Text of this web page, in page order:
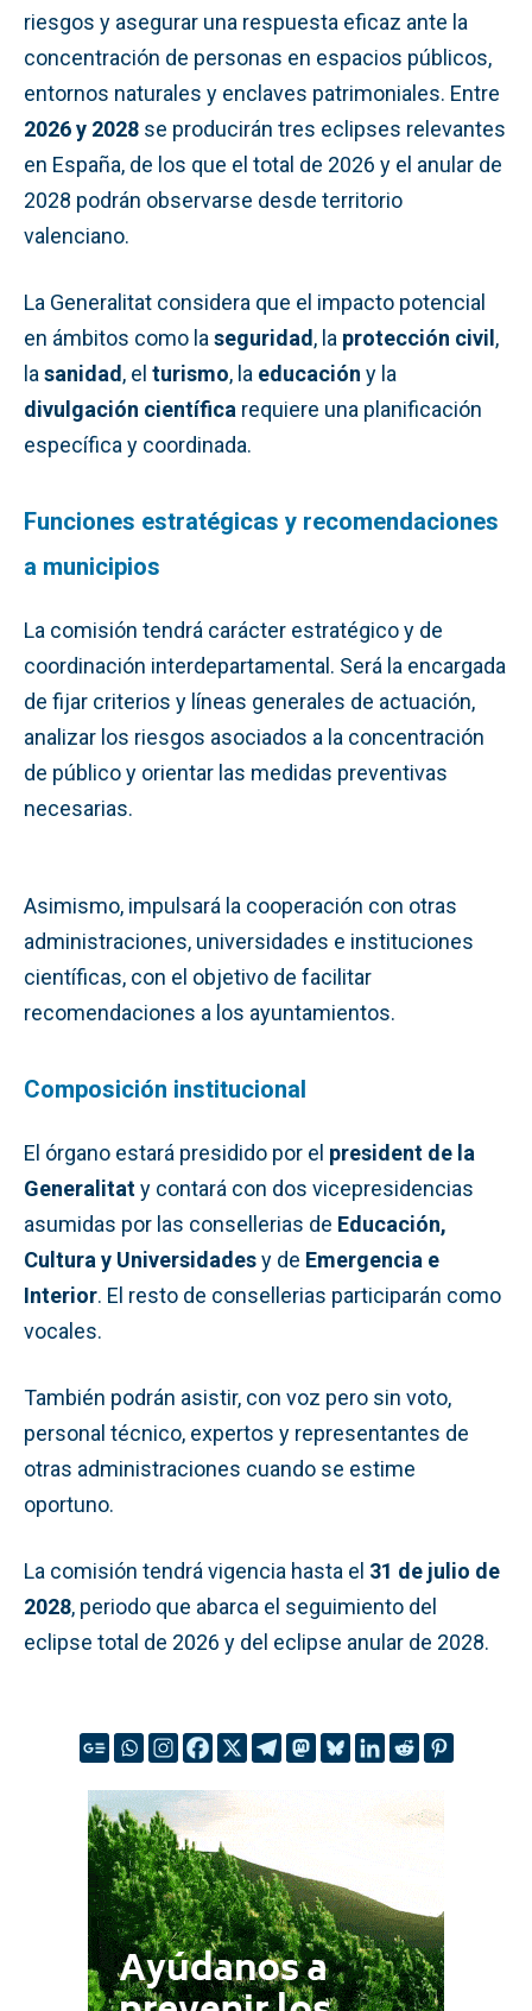
riesgos y asegurar una respuesta eficaz ante la
concentración de personas en espacios públicos,
entornos naturales y enclaves patrimoniales. Entre
2026 y 2028 se producirán tres eclipses relevantes
en España, de los que el total de 2026 y el anular de
2028 podrán observarse desde territorio
valenciano.
La Generalitat considera que el impacto potencial
en ámbitos como la seguridad, la protección civil,
la sanidad, el turismo, la educación y la
divulgación científica requiere una planificación
específica y coordinada.
Funciones estratégicas y recomendaciones
a municipios
La comisión tendrá carácter estratégico y de
coordinación interdepartamental. Será la encargada
de fijar criterios y líneas generales de actuación,
analizar los riesgos asociados a la concentración
de público y orientar las medidas preventivas
necesarias.
Asimismo, impulsará la cooperación con otras
administraciones, universidades e instituciones
científicas, con el objetivo de facilitar
recomendaciones a los ayuntamientos.
Composición institucional
El órgano estará presidido por el president de la
Generalitaty contará con dos vicepresidencias
asumidas por las consellerias de Educación,
Cultura y Universidadesy de Emergencia e
Interior. El resto de consellerias participarán como
vocales.
También podrán asistir, con voz pero sin voto,
personal técnico, expertos y representantes de
otras administraciones cuando se estime
oportuno.
La comisión tendrá vigencia hasta el 31 de julio de
2028, periodo que abarca el seguimiento del
eclipse total de 2026 y del eclipse anular de 2028.